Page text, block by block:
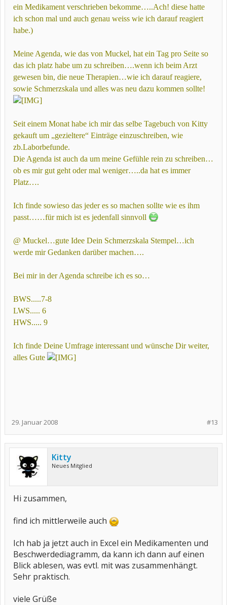
ein Medikament verschrieben bekomme…..Ach! diese hatte
ich schon mal und auch genau weiss wie ich darauf reagiert
habe.)
Meine Agenda, wie das von Muckel, hat ein Tag pro Seite so
das ich platz habe um zu schreiben….wenn ich beim Arzt
gewesen bin, die neue Therapien…wie ich darauf reagiere,
sowie Schmerzskala und alles was neu dazu kommen sollte!
Seit einem Monat habe ich mir das selbe Tagebuch von Kitty
gekauft um „gezieltere“ Einträge einzuschreiben, wie
zb.Laborbefunde.
Die Agenda ist auch da um meine Gefühle rein zu schreiben…
ob es mir gut geht oder mal weniger…..da hat es immer
Platz….
Ich finde sowieso das jeder es so machen sollte wie es ihm
passt……für mich ist es jedenfall sinnvoll
@ Muckel…gute Idee Dein Schmerzskala Stempel…ich
werde mir Gedanken darüber machen….
Bei mir in der Agenda schreibe ich es so…
BWS.....7-8
LWS..... 6
HWS..... 9
Ich finde Deine Umfrage interessant und wünsche Dir weiter,
alles Gute
#13
29. Januar 2008
Kitty
Neues Mitglied
Hi zusammen,
find ich mittlerweile auch
Ich hab ja jetzt auch in Excel ein Medikamenten und
Beschwerdediagramm, da kann ich dann auf einen
Blick ablesen, was evtl. mit was zusammenhängt.
Sehr praktisch.
viele Grüße